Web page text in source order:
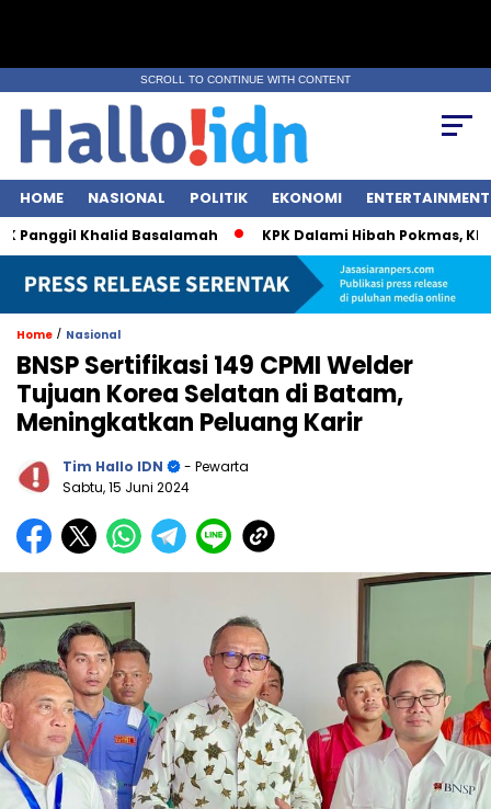
SCROLL TO CONTINUE WITH CONTENT
HOME NASIONAL POLITIK EKONOMI ENTERTAINMENT
Khalid Basalamah KPK Dalami Hibah Pokmas,
Home / Nasional
BNSP Sertifikasi 149 CPMI Welder
Tujuan Korea Selatan di Batam,
Meningkatkan Peluang Karir
Tim Hallo IDN
- Pewarta
Sabtu, 15 Juni 2024